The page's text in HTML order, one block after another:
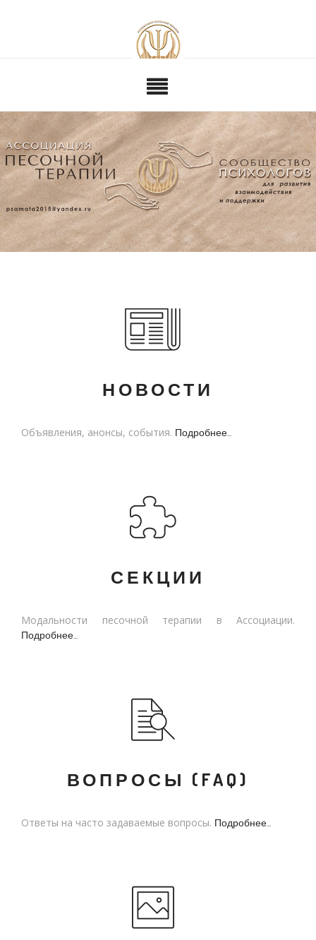
НОВОСТИ
Объявления, анонсы, события. Подробнее...
СЕКЦИИ
Модальности песочной терапии в Ассоциации.
Подробнее...
ВОПРОСЫ (FAQ)
Ответы на часто задаваемые вопросы. Подробнее...